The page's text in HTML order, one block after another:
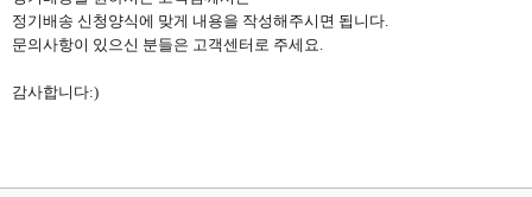
정기배송 신청양식에 맞게 내용을 작성해주시면 됩니다.
문의사항이 있으신 분들은 고객센터로 주세요.
감사합니다:)